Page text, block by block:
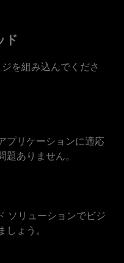
ド
を組み込んでくださ
プリケーションに適応
ありません。
ソリューションでビジ
ょう。